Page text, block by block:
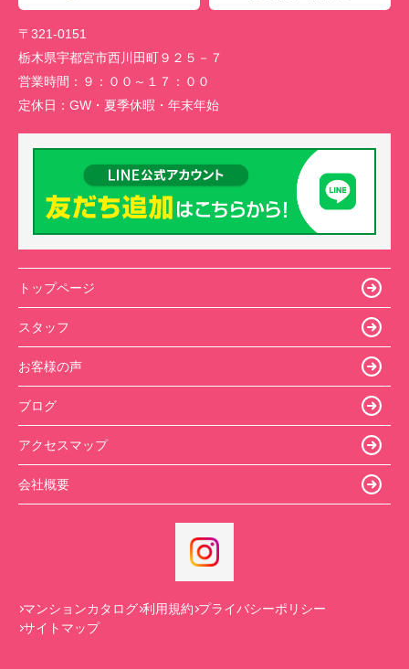
〒321-0151
栃木県宇都宮市西川田町９２５－７
営業時間： ９：００～１７：００
定休日： GW・夏季休暇・年末年始
トップページ
スタッフ
お客様の声
ブログ
アクセスマップ
会社概要
マンションカタログ 利用規約 プライバシーポリシー
サイトマップ